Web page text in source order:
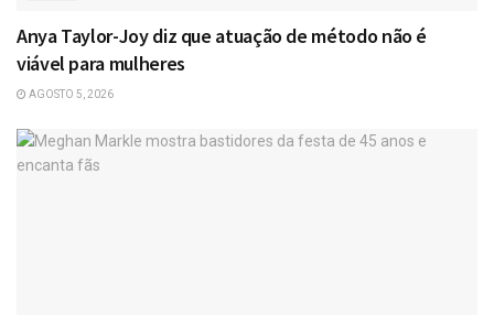
Anya Taylor-Joy diz que atuação de método não é
viável para mulheres
AGOSTO 5, 2026